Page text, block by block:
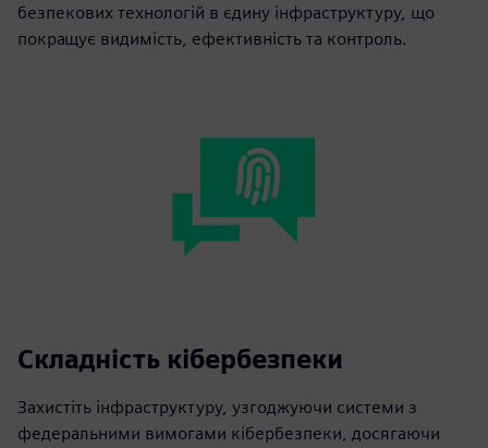
безпекових технологій в єдину інфраструктуру, що
покращує видимість, ефективність та контроль.
Складність кібербезпеки
Захистіть інфраструктуру, узгоджуючи системи з
федеральними вимогами кібербезпеки, досягаючи